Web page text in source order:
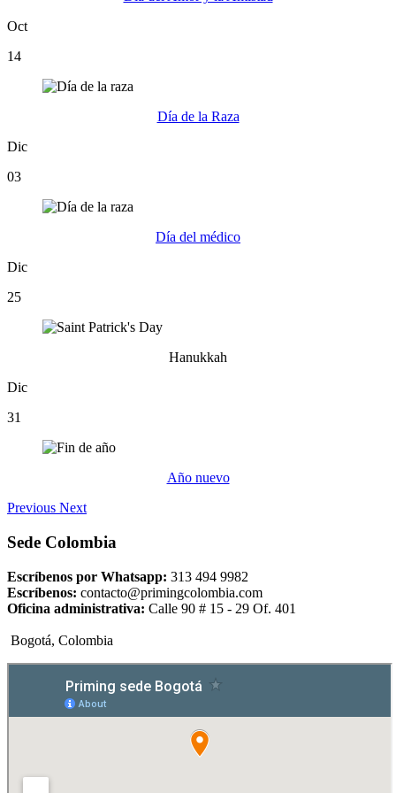
Oct
14
Día de la Raza
Dic
03
Día del médico
Dic
25
Hanukkah
Dic
31
Año nuevo
Previous Next
Sede Colombia
Escríbenos por Whatsapp: 313 494 9982
Escríbenos: contacto@primingcolombia.com
Oficina administrativa: Calle 90 # 15 - 29 Of. 401
Bogotá, Colombia